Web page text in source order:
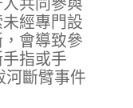
經專門設
會導致參
指或手
河斷臂事件